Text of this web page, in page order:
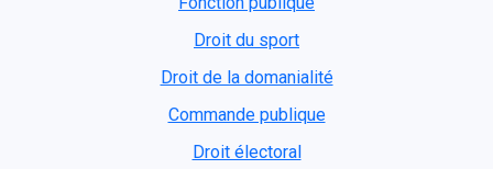
Droit du sport
Droit de la domanialité
Commande publique
Droit électoral